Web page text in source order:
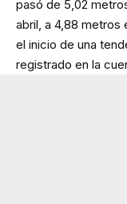
pasó de 5,02
abril, a 4,88 metros
el inicio de una
registrado en la